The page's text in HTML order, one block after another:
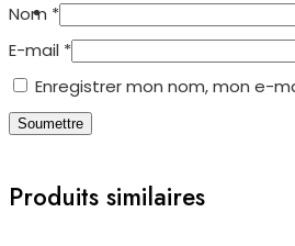
Nom *
E-mail *
Enregistrer mon nom, mon e-
Produits similaires